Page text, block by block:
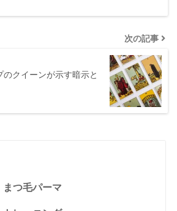
次の記事
クイーンが示す暗示と
まつ毛パーマ